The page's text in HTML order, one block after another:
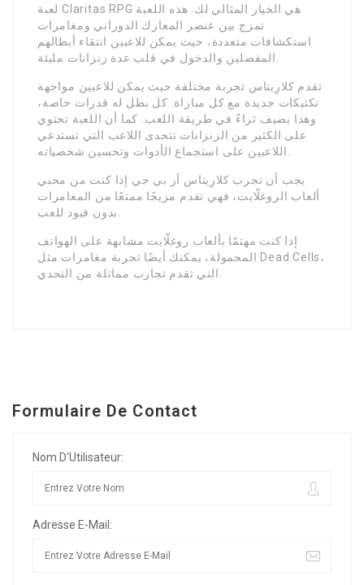
لعبة Claritas RPG هي الخيار المثالي لك. هذه اللعبة
تمزج بين عنصر المعارك الدوراني ومغامرات
استكشافات متعددة، حيث يمكن للاعبين انتقاء أبطالهم
تقدم كلارِيتاس تجربة مختلفة حيث يمكن للاعبين مواجهة
تكتيكات جديدة مع كل مباراة. كل بطل له قدرات خاصة،
وهذا يضيف ثراءً في طريقة اللعب. كما أن اللعبة تحتوي
على الكثير من الزنزانات تتحدى اللاعب التي تستدعي
يجب أن تجرب كلارِيتاس آر بي جي إذا كنت من محبي
ألعاب الروغلّايت، فهي تقدم مزيجًا ممتعًا من المغامرات
إذا كنت مهتمًا بألعاب روغلّايت مشابهة على الهواتف
المحمولة، يمكنك أيضًا تجربة مغامرات مثل Dead Cells،
Formulaire De Contact
Nom D'Utilisateur:
Adresse E-Mail: